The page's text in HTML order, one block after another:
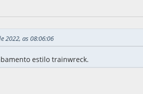
2022, as 08:06:06
estilo trainwreck.